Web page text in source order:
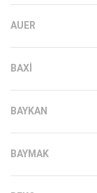
AUER
BAXI
BAYKAN
BAYMAK